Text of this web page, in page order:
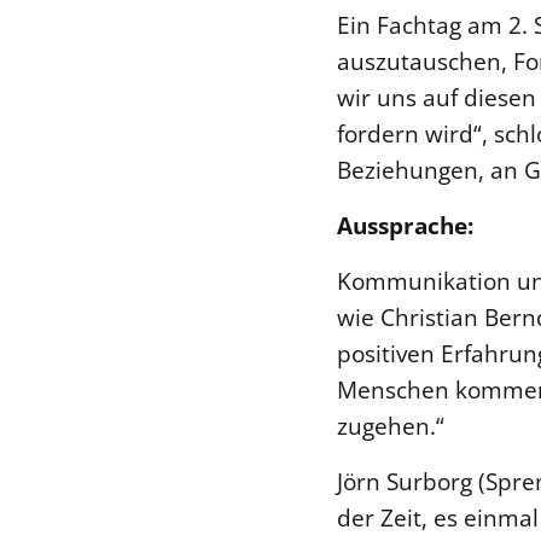
Ein Fachtag am
auszutauschen,
wir uns auf
fordern wird“,
Beziehungen, an
Aussprache:
Kommunikation
wie Christian
positiven
Menschen
zugehen.“
Jörn Surborg
der Zeit, es